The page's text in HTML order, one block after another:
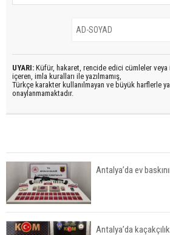
UYARI: Küfür, hakaret, rencide edici cümleler veya
içeren, imla kuralları ile yazılmamış,
Türkçe karakter kullanılmayan ve büyük harflerle
onaylanmamaktadır.
Antalya’da ev
Antalya’da